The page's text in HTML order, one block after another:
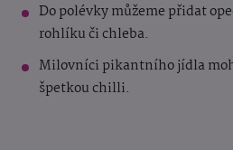
Do polévky můžeme přidat
rohlíku či chleba.
Milovníci pikantního jídla
špetkou chilli.